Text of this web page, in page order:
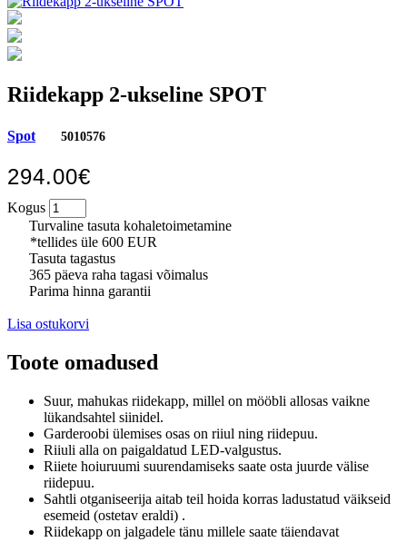
Riidekapp 2-ukseline SPOT
Spot 5010576
294.00€
Kogus
Turvaline tasuta kohaletoimetamine
*tellides üle 600 EUR
Tasuta tagastus
365 päeva raha tagasi võimalus
Parima hinna garantii
Lisa ostukorvi
Toote omadused
Suur, mahukas riidekapp, millel on mööbli allosas vaikne
lükandsahtel siinidel.
Garderoobi ülemises osas on riiul ning riidepuu.
Riiuli alla on paigaldatud LED-valgustus.
Riiete hoiuruumi suurendamiseks saate osta juurde välise
riidepuu.
Sahtli otganiseerija aitab teil hoida korras ladustatud väikseid
esemeid (ostetav eraldi) .
Riidekapp on jalgadele tänu millele saate täiendavat